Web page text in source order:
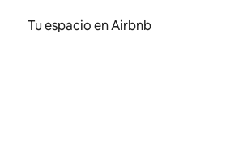
Tu espacio en Airbnb